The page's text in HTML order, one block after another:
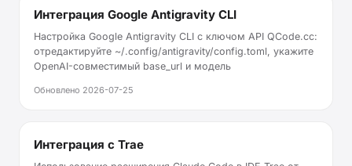
Интеграция Google Antigravity CLI
Настройка Google Antigravity CLI с ключом API QCode.cc:
отредактируйте ~/.config/antigravity/config.toml, укажите
OpenAI-совместимый base_url и модель
Обновлено 2026-07-25
Интеграция с Trae